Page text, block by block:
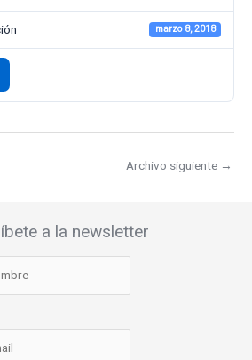
marzo 8, 2018
Archivo siguiente →
a la newsletter